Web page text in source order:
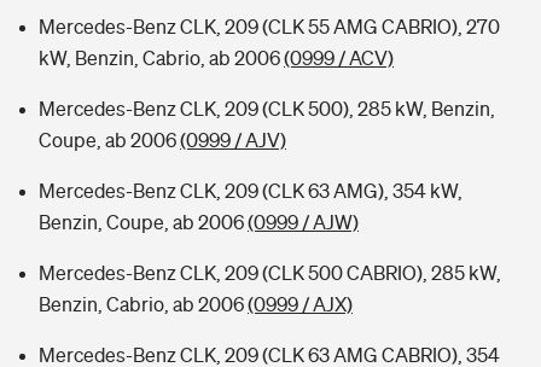
Mercedes-Benz CLK, 209 (CLK 55 AMG CABRIO), 270
kW, Benzin, Cabrio, ab 2006(0999 / ACV)
Mercedes-Benz CLK, 209 (CLK 500), 285 kW, Benzin,
Coupe, ab 2006(0999 / AJV)
Mercedes-Benz CLK, 209 (CLK 63 AMG), 354 kW,
Benzin, Coupe, ab 2006(0999 / AJW)
Mercedes-Benz CLK, 209 (CLK 500 CABRIO), 285 kW,
Benzin, Cabrio, ab 2006(0999 / AJX)
Mercedes-Benz CLK, 209 (CLK 63 AMG CABRIO), 354